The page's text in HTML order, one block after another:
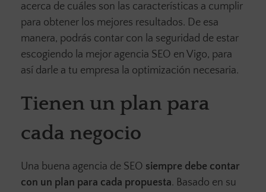
acerca de cuáles son las características a cumplir
para obtener los mejores resultados. De esa
manera, podrás contar con la seguridad de estar
escogiendo la mejor agencia SEO en Vigo, para
así darle a tu empresa la optimización necesaria.
Tienen un plan para
cada negocio
Una buena agencia de SEO siempre debe contar
con un plan para cada propuesta. Basado en su